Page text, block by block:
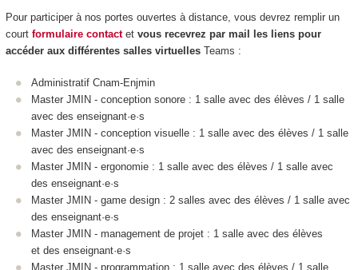
Pour participer à nos portes ouvertes à distance, vous devrez remplir un
court formulaire contactet vous recevrez par mail les liens pour
accéder aux différentes salles virtuellesTeams :
Administratif Cnam-Enjmin
Master JMIN - conception sonore : 1 salle avec des élèves / 1 salle
avec des enseignant·e·s
Master JMIN - conception visuelle : 1 salle avec des élèves / 1 salle
avec des enseignant·e·s
Master JMIN - ergonomie : 1 salle avec des élèves / 1 salle avec
des enseignant·e·s
Master JMIN - game design : 2 salles avec des élèves / 1 salle avec
des enseignant·e·s
Master JMIN - management de projet : 1 salle avec des élèves
et des enseignant·e·s
Master JMIN - programmation : 1 salle avec des élèves / 1 salle